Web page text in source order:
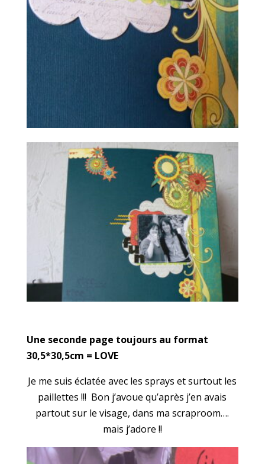
Une seconde page toujours au format
30,5*30,5cm = LOVE
Je me suis éclatée avec les sprays et surtout les
paillettes !!! Bon j’avoue qu’après j’en avais
partout sur le visage, dans ma scraproom….
mais j’adore !!